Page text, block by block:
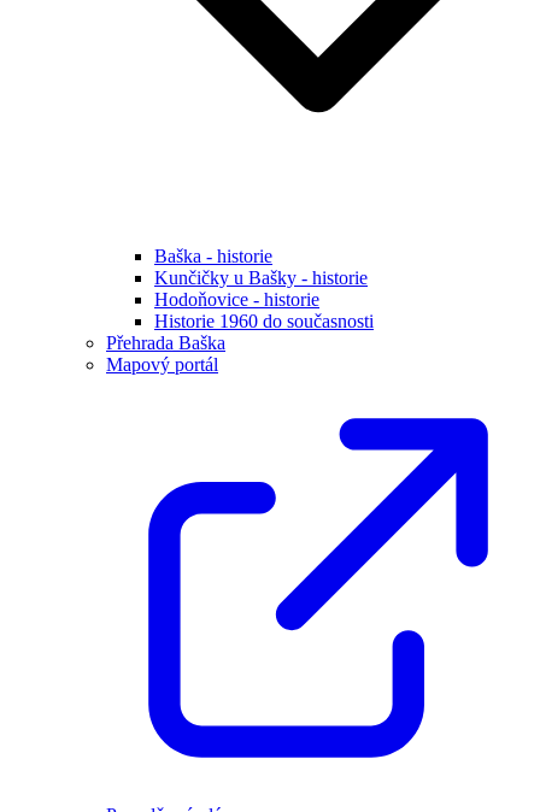
Baška - historie
Kunčičky u Bašky - historie
Hodoňovice - historie
Historie 1960 do současnosti
Přehrada Baška
Mapový portál